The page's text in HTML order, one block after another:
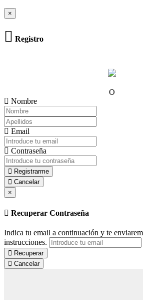
×
Registro
O
Nombre
Email
Contraseña
Registrarme
Cancelar
×
Recuperar Contraseña
Indica tu email a continuación y te
instrucciones.
Recuperar
Cancelar